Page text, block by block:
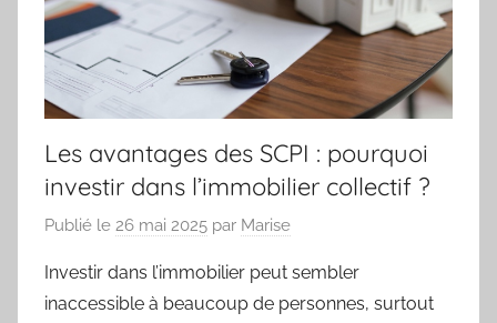
Les avantages des SCPI : pourquoi
investir dans l’immobilier collectif ?
Publié le 26 mai 2025 par Marise
Investir dans l’immobilier peut sembler
inaccessible à beaucoup de personnes, surtout